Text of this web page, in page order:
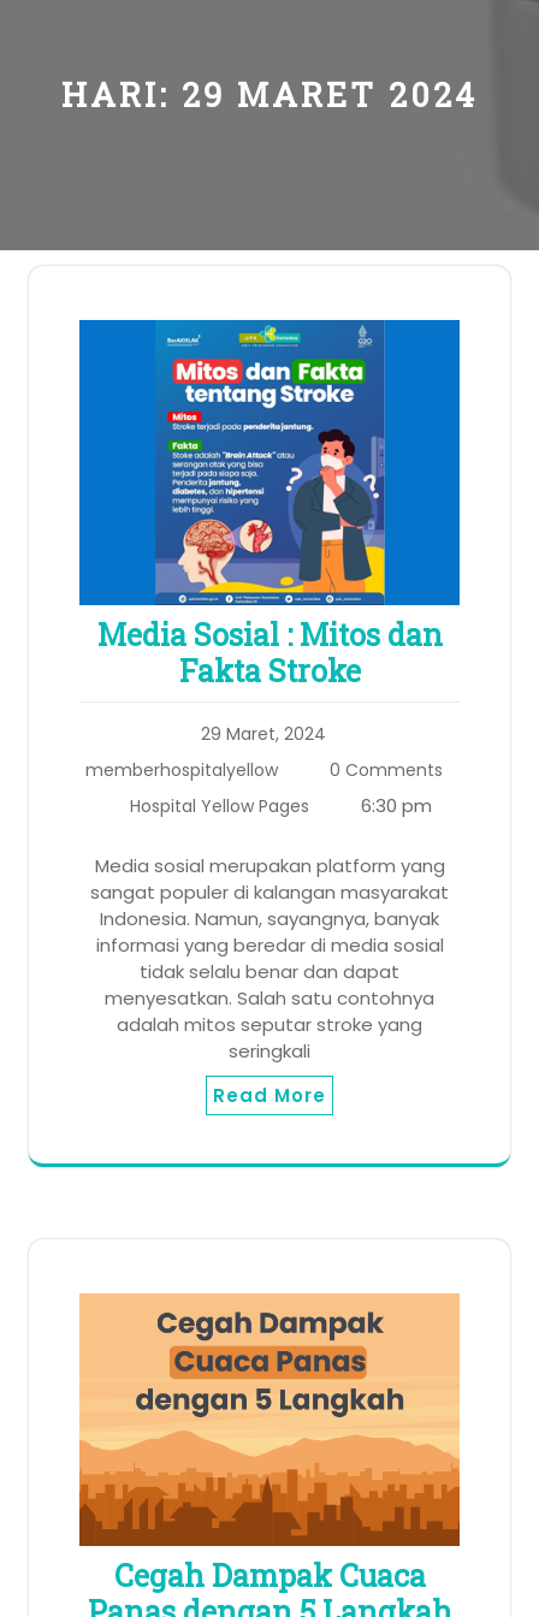
HARI: 29 MARET 2024
Media Sosial : Mitos dan
Fakta Stroke
29 Maret, 2024
memberhospitalyellow
0 Comments
Hospital Yellow Pages
6:30 pm
Media sosial merupakan platform yang
sangat populer di kalangan masyarakat
Indonesia. Namun, sayangnya, banyak
informasi yang beredar di media sosial
tidak selalu benar dan dapat
menyesatkan. Salah satu contohnya
adalah mitos seputar stroke yang
seringkali
Read More
Cegah Dampak Cuaca